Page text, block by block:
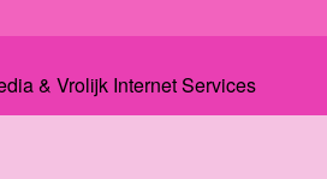
& Vrolijk Internet Services